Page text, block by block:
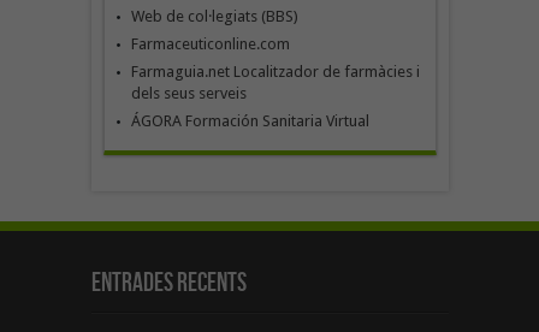
Web de col·legiats (BBS)
Farmaceuticonline.com
Farmaguia.net Localitzador de farmàcies i
dels seus serveis
ÁGORA Formación Sanitaria Virtual
Entrades recents